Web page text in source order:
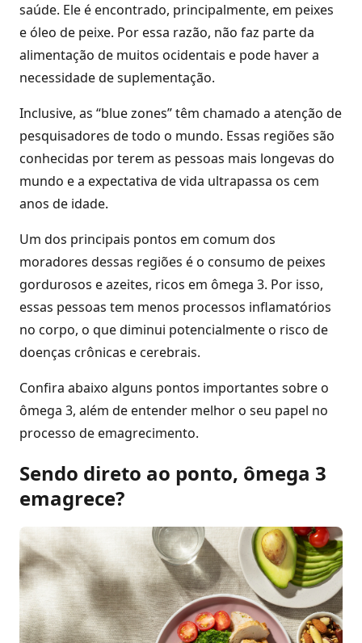
saúde. Ele é encontrado, principalmente, em peixes
e óleo de peixe. Por essa razão, não faz parte da
alimentação de muitos ocidentais e pode haver a
necessidade de suplementação.
Inclusive, as “blue zones” têm chamado a atenção de
pesquisadores de todo o mundo. Essas regiões são
conhecidas por terem as pessoas mais longevas do
mundo e a expectativa de vida ultrapassa os cem
anos de idade.
Um dos principais pontos em comum dos
moradores dessas regiões é o consumo de peixes
gordurosos e azeites, ricos em ômega 3. Por isso,
essas pessoas tem menos processos inflamatórios
no corpo, o que diminui potencialmente o risco de
doenças crônicas e cerebrais.
Confira abaixo alguns pontos importantes sobre o
ômega 3, além de entender melhor o seu papel no
processo de emagrecimento.
Sendo direto ao ponto, ômega 3
emagrece?